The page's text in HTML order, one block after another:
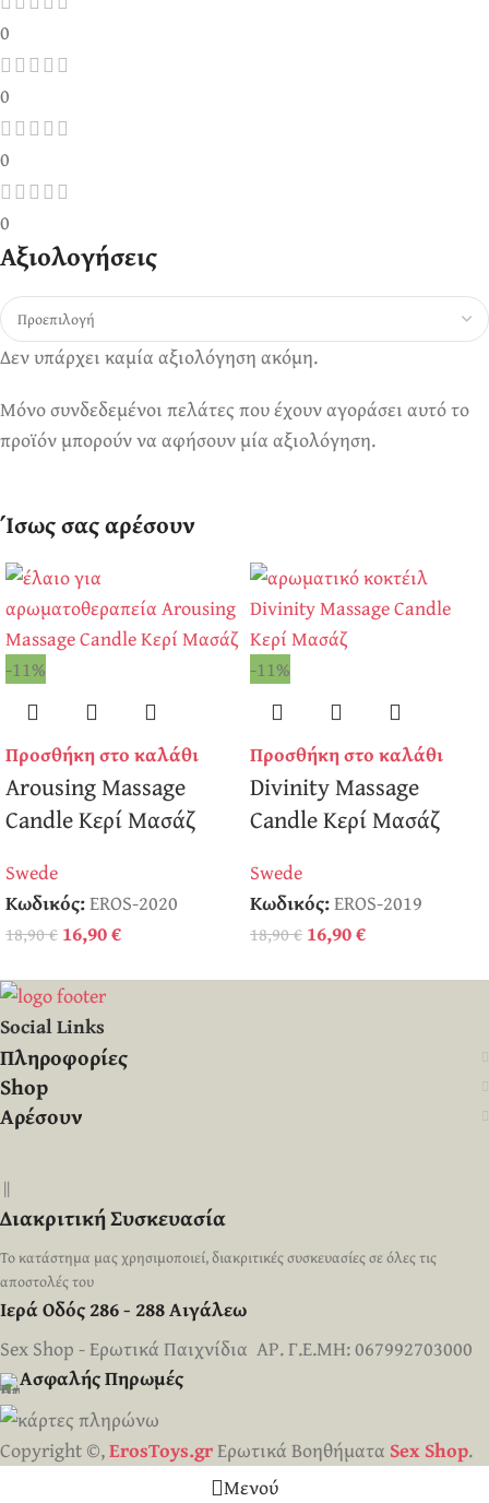
0
0
0
0
Αξιολογήσεις
Δεν υπάρχει καμία αξιολόγηση ακόμη.
Μόνο συνδεδεμένοι πελάτες που έχουν αγοράσει αυτό το
προϊόν μπορούν να αφήσουν μία αξιολόγηση.
Ίσως σας αρέσουν
-11%
Προσθήκη στο καλάθι
Arousing Massage
Candle Κερί Μασάζ
Swede
Κωδικός:EROS-2020
18,90€ 16,90€
-11%
Προσθήκη στο καλάθι
Divinity Massage
Candle Κερί Μασάζ
Swede
Κωδικός:EROS-2019
18,90€ 16,90€
Social Links
Πληροφορίες
Shop
Αρέσουν
||
Διακριτική Συσκευασία
Το κατάστημα μας χρησιμοποιεί, διακριτικές συσκευασίες σε όλες τις
αποστολές του
Ιερά Οδός 286 - 288 Αιγάλεω
Sex Shop - Ερωτικά Παιχνίδια ΑΡ. Γ.Ε.ΜΗ: 067992703000
Ασφαλής Πηρωμές
Copyright ©,ErosToys.grΕρωτικά Βοηθήματα Sex Shop.
Μενού